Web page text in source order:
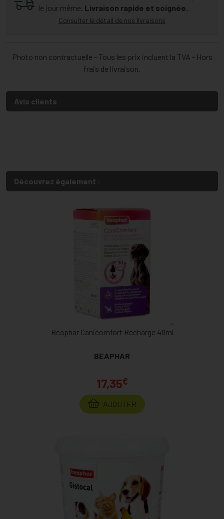
le jour même. Livraison rapide et soignée.
Consulter le détail de nos livraisons
Photo non contractuelle - Tous les prix incluent la TVA - Hors
frais de livraison.
Avis clients
Découvrez également :
Beaphar Canicomfort Recharge 48ml
BEAPHAR
17,35€
AJOUTER